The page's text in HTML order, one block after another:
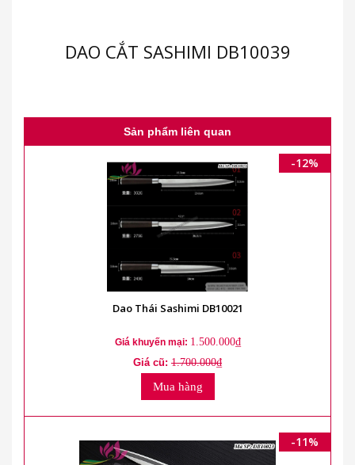
DAO CẮT SASHIMI DB10039
Sản phẩm liên quan
-12%
Dao Thái Sashimi DB10021
Giá khuyến mại: 1.500.000₫
Giá cũ: 1.700.000₫
Mua hàng
-11%